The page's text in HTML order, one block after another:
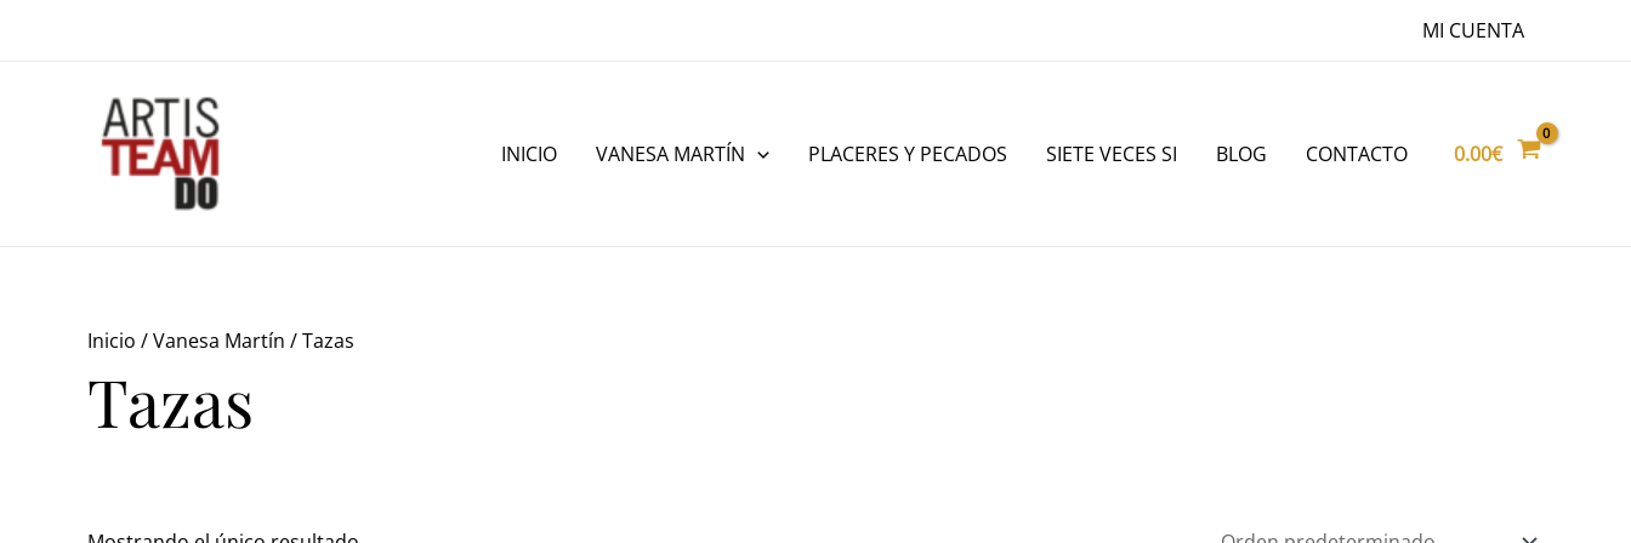
MI CUENTA
INICIO VANESA MARTÍN PLACERES Y PECADOS SIETE VECES SI BLOG CONTACTO 0.00€
Inicio /Vanesa Martín / Tazas
Tazas